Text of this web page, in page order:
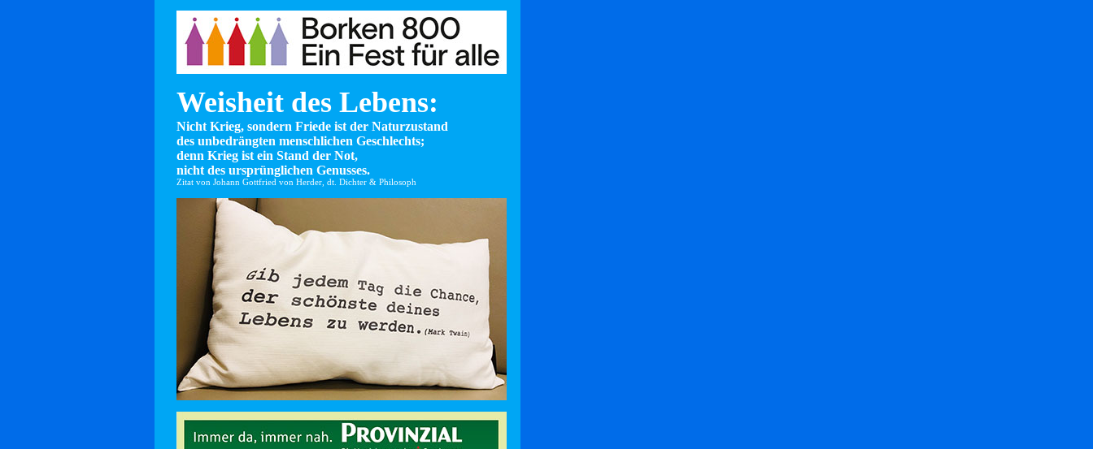
Weisheit des Lebens:
Nicht Krieg, sondern Friede ist der Naturzustand
des unbedrängten menschlichen Geschlechts;
denn Krieg ist ein Stand der Not,
nicht des ursprünglichen Genusses.
Zitat von Johann Gottfried von Herder, dt. Dichter & Philosoph